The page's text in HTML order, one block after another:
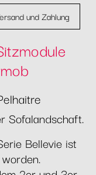
und Zahlung
Sofalandschaft.
Bellevie ist